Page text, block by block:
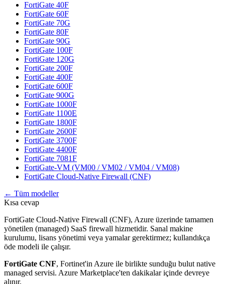
FortiGate 40F
FortiGate 60F
FortiGate 70G
FortiGate 80F
FortiGate 90G
FortiGate 100F
FortiGate 120G
FortiGate 200F
FortiGate 400F
FortiGate 600F
FortiGate 900G
FortiGate 1000F
FortiGate 1100E
FortiGate 1800F
FortiGate 2600F
FortiGate 3700F
FortiGate 4400F
FortiGate 7081F
FortiGate-VM (VM00 / VM02 / VM04 / VM08)
FortiGate Cloud-Native Firewall (CNF)
← Tüm modeller
Kısa cevap
FortiGate Cloud-Native Firewall (CNF), Azure üzerinde tamamen
yönetilen (managed) SaaS firewall hizmetidir. Sanal makine
kurulumu, lisans yönetimi veya yamalar gerektirmez; kullandıkça
öde modeli ile çalışır.
FortiGate CNF, Fortinet'in Azure ile birlikte sunduğu bulut native
managed servisi. Azure Marketplace'ten dakikalar içinde devreye
alınır.